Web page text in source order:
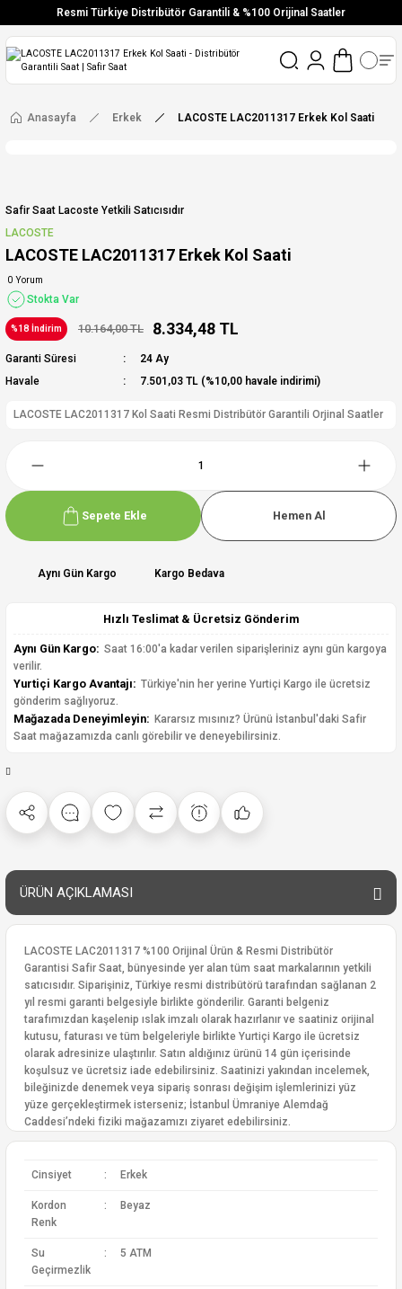
Resmi Türkiye Distribütör Garantili & %100 Orijinal Saatler
Vade Farksız 6 Taksit
Ücretsiz Kargo
Anasayfa Erkek LACOSTE LAC2011317 Erkek Kol Saati
Safir Saat Lacoste Yetkili Satıcısıdır
LACOSTE
LACOSTE LAC2011317 Erkek Kol Saati
0 Yorum
Stokta Var
%18 İndirim 10.164,00 TL 8.334,48 TL
Garanti Süresi
24 Ay
Havale
7.501,03 TL (%10,00 havale indirimi)
LACOSTE LAC2011317 Kol Saati Resmi Distribütör Garantili Orjinal Saatler
Sepete Ekle Hemen Al
Aynı Gün Kargo Kargo Bedava
Hızlı Teslimat & Ücretsiz Gönderim
Aynı Gün Kargo: Saat 16:00'a kadar verilen siparişleriniz aynı gün kargoya
verilir.
Yurtiçi Kargo Avantajı: Türkiye'nin her yerine Yurtiçi Kargo ile ücretsiz
gönderim sağlıyoruz.
Mağazada Deneyimleyin: Kararsız mısınız? Ürünü İstanbul'daki Safir
Saat mağazamızda canlı görebilir ve deneyebilirsiniz.
ÜRÜN AÇIKLAMASI
LACOSTE LAC2011317 %100 Orijinal Ürün & Resmi Distribütör
Garantisi Safir Saat, bünyesinde yer alan tüm saat markalarının yetkili
satıcısıdır. Siparişiniz, Türkiye resmi distribütörü tarafından sağlanan 2
yıl resmi garanti belgesiyle birlikte gönderilir. Garanti belgeniz
tarafımızdan kaşelenip ıslak imzalı olarak hazırlanır ve saatiniz orijinal
kutusu, faturası ve tüm belgeleriyle birlikte Yurtiçi Kargo ile ücretsiz
olarak adresinize ulaştırılır. Satın aldığınız ürünü 14 gün içerisinde
koşulsuz ve ücretsiz iade edebilirsiniz. Saatinizi yakından incelemek,
bileğinizde denemek veya sipariş sonrası değişim işlemlerinizi yüz
yüze gerçekleştirmek isterseniz; İstanbul Ümraniye Alemdağ
Caddesi’ndeki fiziki mağazamızı ziyaret edebilirsiniz.
Cinsiyet : Erkek
Kordon
Renk
: Beyaz
Su
Geçirmezlik
: 5 ATM